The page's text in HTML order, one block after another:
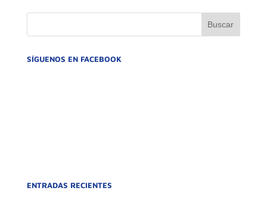
SÍGUENOS EN FACEBOOK
ENTRADAS RECIENTES